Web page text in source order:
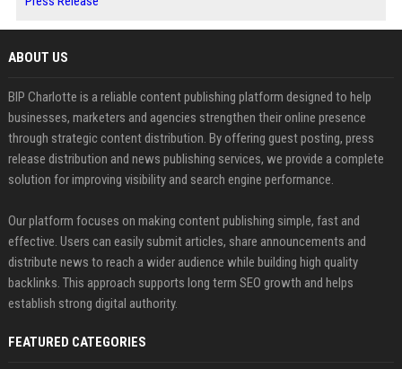
ABOUT US
BIP Charlotte is a reliable content publishing platform designed to help
businesses, marketers and agencies strengthen their online presence
through strategic content distribution. By offering guest posting, press
release distribution and news publishing services, we provide a complete
solution for improving visibility and search engine performance.
Our platform focuses on making content publishing simple, fast and
effective. Users can easily submit articles, share announcements and
distribute news to reach a wider audience while building high quality
backlinks. This approach supports long term SEO growth and helps
establish strong digital authority.
FEATURED CATEGORIES